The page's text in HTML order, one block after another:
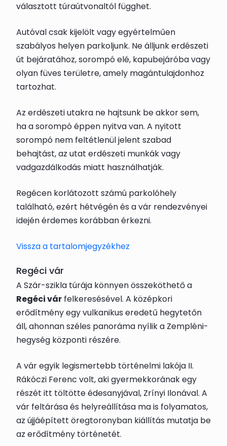
választott túraútvonaltól függhet.
Autóval csak kijelölt vagy egyértelműen
szabályos helyen parkoljunk. Ne álljunk erdészeti
út bejáratához, sorompó elé, kapubejáróba vagy
olyan füves területre, amely magántulajdonhoz
tartozhat.
Az erdészeti utakra ne hajtsunk be akkor sem,
ha a sorompó éppen nyitva van. A nyitott
sorompó nem feltétlenül jelent szabad
behajtást, az utat erdészeti munkák vagy
vadgazdálkodás miatt használhatják.
Regécen korlátozott számú parkolóhely
található, ezért hétvégén és a vár rendezvényei
idején érdemes korábban érkezni.
Vissza a tartalomjegyzékhez
Regéci vár
A Szár-szikla túrája könnyen összeköthető a
Regéci vár felkeresésével. A középkori
erődítmény egy vulkanikus eredetű hegytetőn
áll, ahonnan széles panoráma nyílik a Zempléni-
hegység központi részére.
A vár egyik legismertebb történelmi lakója II.
Rákóczi Ferenc volt, aki gyermekkorának egy
részét itt töltötte édesanyjával, Zrínyi Ilonával. A
vár feltárása és helyreállítása ma is folyamatos,
az újjáépített öregtoronyban kiállítás mutatja be
az erődítmény történetét.